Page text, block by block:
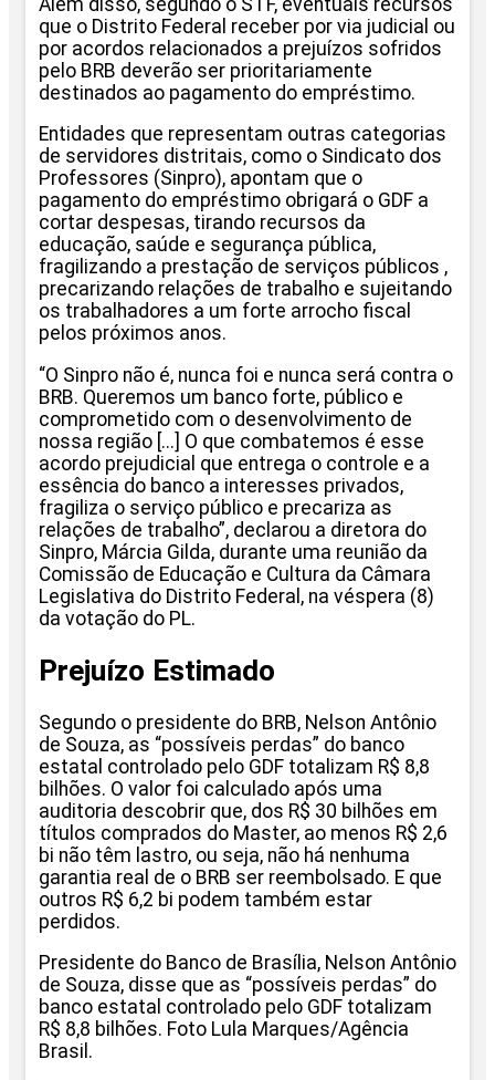
que o Distrito Federal receber por via judicial ou
por acordos relacionados a prejuízos sofridos
pelo BRB deverão ser prioritariamente
destinados ao pagamento do empréstimo.
Entidades que representam outras categorias
de servidores distritais, como o Sindicato dos
Professores (Sinpro), apontam que o
pagamento do empréstimo obrigará o GDF a
cortar despesas, tirando recursos da
educação, saúde e segurança pública,
fragilizando a prestação de serviços públicos ,
precarizando relações de trabalho e sujeitando
os trabalhadores a um forte arrocho fiscal
pelos próximos anos.
“O Sinpro não é, nunca foi e nunca será contra o
BRB. Queremos um banco forte, público e
comprometido com o desenvolvimento de
nossa região [...] O que combatemos é esse
acordo prejudicial que entrega o controle e a
essência do banco a interesses privados,
fragiliza o serviço público e precariza as
relações de trabalho”, declarou a diretora do
Sinpro, Márcia Gilda, durante uma reunião da
Comissão de Educação e Cultura da Câmara
Legislativa do Distrito Federal, na véspera (8)
da votação do PL.
Prejuízo Estimado
Segundo o presidente do BRB, Nelson Antônio
de Souza, as “possíveis perdas” do banco
estatal controlado pelo GDF totalizam R$ 8,8
bilhões. O valor foi calculado após uma
auditoria descobrir que, dos R$ 30 bilhões em
títulos comprados do Master, ao menos R$ 2,6
bi não têm lastro, ou seja, não há nenhuma
garantia real de o BRB ser reembolsado. E que
outros R$ 6,2 bi podem também estar
perdidos.
Presidente do Banco de Brasília, Nelson Antônio
de Souza, disse que as “possíveis perdas” do
banco estatal controlado pelo GDF totalizam
R$ 8,8 bilhões. Foto Lula Marques/Agência
Brasil.